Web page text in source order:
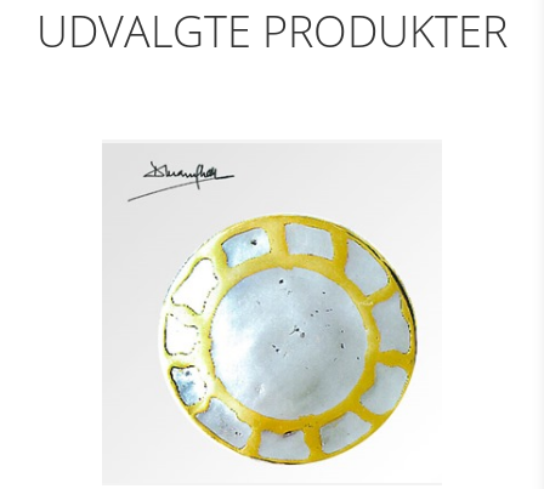
UDVALGTE PRODUKTER
DÆKKETALLERKEN -
MARGARITA
Se detajler